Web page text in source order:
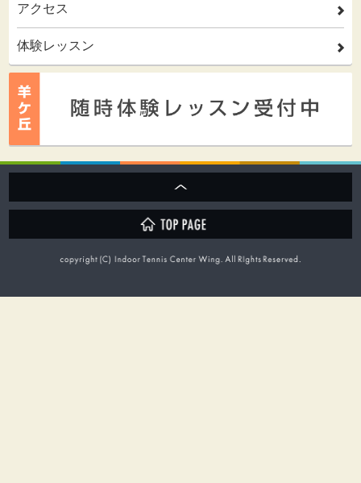
アクセス 2
体験レッスン 2